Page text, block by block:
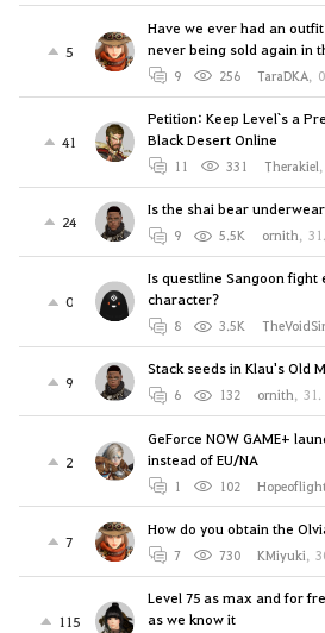
5
Have we ever had an
never being sold again in
9 256 TaraDKA,
41
Petition: Keep Level`s a
Black Desert Online
11 331 Therakiel,
24
Is the shai bear
9 5.5K ornith,
0
Is questline Sangoon fight
character?
8 3.5K
9
Stack seeds in Klau's Old
6 132 ornith, 31.
2
GeForce NOW GAME+
instead of EU/NA
1 102
7
How do you obtain the
7 730 KMiyuki,
115
Level 75 as max and for
as we know it